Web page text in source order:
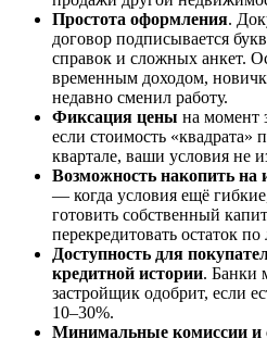
Простота оформления.
договор подписывается
справок и сложных анкет.
временным доходом,
недавно сменил работу.
Фиксация цены на момент
если стоимость
квартале, ваши условия не
Возможность накопить на
— когда условия ещё
готовить собственный
перекредитовать остаток по
Доступность для
кредитной истории. Банки
застройщик одобрит, если
10–30%.
Минимальные комиссии и